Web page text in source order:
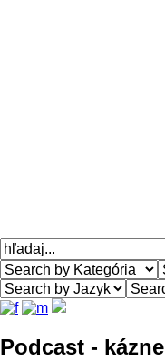
Podcast - kázne